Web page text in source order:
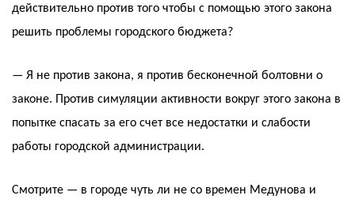
действительно против того чтобы с помощью этого закона
решить проблемы городского бюджета?
— Я не против закона, я против бесконечной болтовни о
законе. Против симуляции активности вокруг этого закона в
попытке спасать за его счет все недостатки и слабости
работы городской администрации.
Смотрите — в городе чуть ли не со времен Медунова и